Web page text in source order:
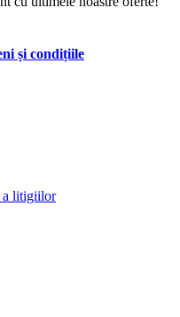
și condițiile
a litigiilor